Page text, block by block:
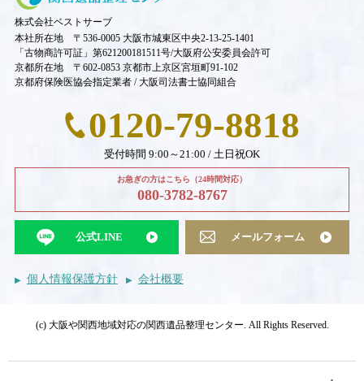
株式会社ベストサーブ
本社所在地 〒536-0005 大阪市城東区中央2-13-25-1401
「古物商許可証」第621200181511号/大阪府公安委員会許可
京都所在地 〒602-0853 京都市上京区宮垣町91-102
京都府保険医協会指定業者 / 大阪司法書士協同組合
0120-79-8818
受付時間 9:00～21:00 / 土日祝OK
お急ぎの方はこちら（24時間対応）
080-3782-8767
公式LINE メールフォーム
個人情報保護方針 会社概要
(c) 大阪や関西地域対応の関西遺品整理センター. All Rights Reserved.